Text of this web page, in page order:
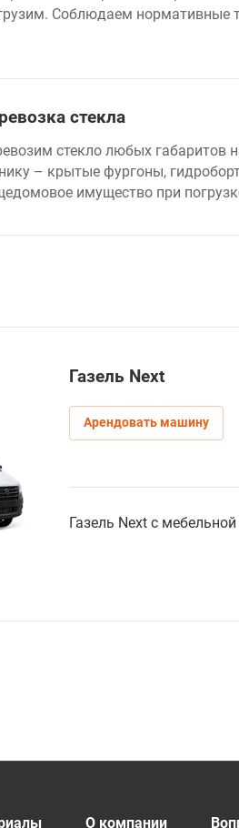
Соблюдаем нормативные
стекла
стекло любых габаритов
– крытые фургоны,
имущество при
Газель Next
Арендовать машину
Газель Next с
О компании